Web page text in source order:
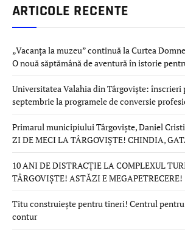
ARTICOLE RECENTE
„Vacanța la muzeu” continuă la Curtea
O nouă săptămână de aventură în istorie
Universitatea Valahia din Târgoviște: înscrieri
septembrie la programele de conversie
Primarul municipiului Târgoviște, Daniel
ZI DE MECI LA TÂRGOVIȘTE! CHINDIA,
10 ANI DE DISTRACȚIE LA COMPLEXUL
TÂRGOVIȘTE! ASTĂZI E MEGAPETRECERE!
Titu construiește pentru tineri! Centrul
contur